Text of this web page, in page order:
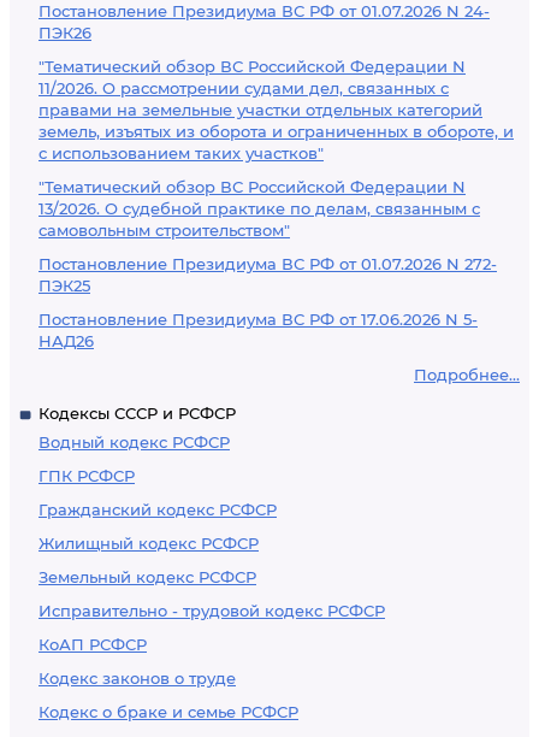
Постановление Президиума ВС РФ от 01.07.2026 N 24-
ПЭК26
"Тематический обзор ВС Российской Федерации N
11/2026. О рассмотрении судами дел, связанных с
правами на земельные участки отдельных категорий
земель, изъятых из оборота и ограниченных в обороте, и
с использованием таких участков"
"Тематический обзор ВС Российской Федерации N
13/2026. О судебной практике по делам, связанным с
самовольным строительством"
Постановление Президиума ВС РФ от 01.07.2026 N 272-
ПЭК25
Постановление Президиума ВС РФ от 17.06.2026 N 5-
НАД26
Подробнее...
Кодексы СССР и РСФСР
Водный кодекс РСФСР
ГПК РСФСР
Гражданский кодекс РСФСР
Жилищный кодекс РСФСР
Земельный кодекс РСФСР
Исправительно - трудовой кодекс РСФСР
КоАП РСФСР
Кодекс законов о труде
Кодекс о браке и семье РСФСР